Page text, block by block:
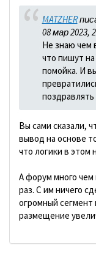
MATZHER
08 мар 2023,
Не знаю чем
что пишут
помойка. И
поздравлять
Вы сами сказали,
вывод на основе
что логики в этом
А форум много чем
раз. С им ничего
огромный
размещение